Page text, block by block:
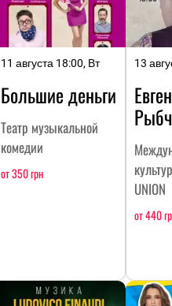
11 августа 18:00, Вт
Большие деньги
Театр музыкальной
комедии
от 350 грн
13
UNION
от 440